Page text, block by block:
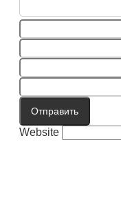
Отправить
Website